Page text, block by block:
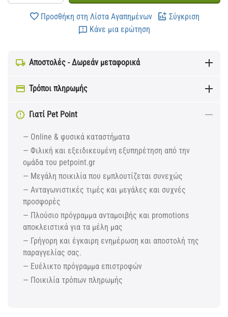
Προσθήκη στη Λίστα Αγαπημένων
Σύγκριση
Κάνε μια ερώτηση
Αποστολές - Δωρεάν μεταφορικά
Τρόποι πληρωμής
Γιατί Pet Point
— Online & φυσικά καταστήματα
— Φιλική και εξειδικευμένη εξυπηρέτηση από την
ομάδα του petpoint.gr
— Μεγάλη ποικιλία που εμπλουτίζεται συνεχώς
— Ανταγωνιστικές τιμές και μεγάλες και συχνές
προσφορές
— Πλούσιο πρόγραμμα ανταμοιβής και promotions
αποκλειστικά για τα μέλη μας
— Γρήγορη και έγκαιρη ενημέρωση και αποστολή της
παραγγελίας σας.
— Ευέλικτο πρόγραμμα επιστροφών
— Ποικιλία τρόπων πληρωμής